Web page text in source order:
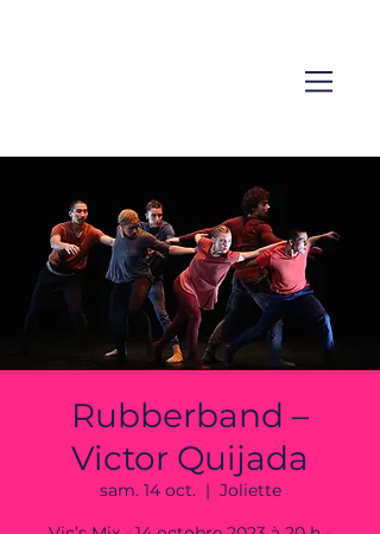
Rubberband –
Victor Quijada
sam. 14 oct.
  |
Joliette